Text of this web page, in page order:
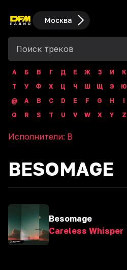
Москва
А Б В Г Д Е Ж З И К
Т
У Ф Х Ц Ч Ш Щ Э Ю
@
A B C D E F G H I
Q
R S T U V W X Y Z
Исполнители: B
BESOMAGE
Besomage
Careless Whisper